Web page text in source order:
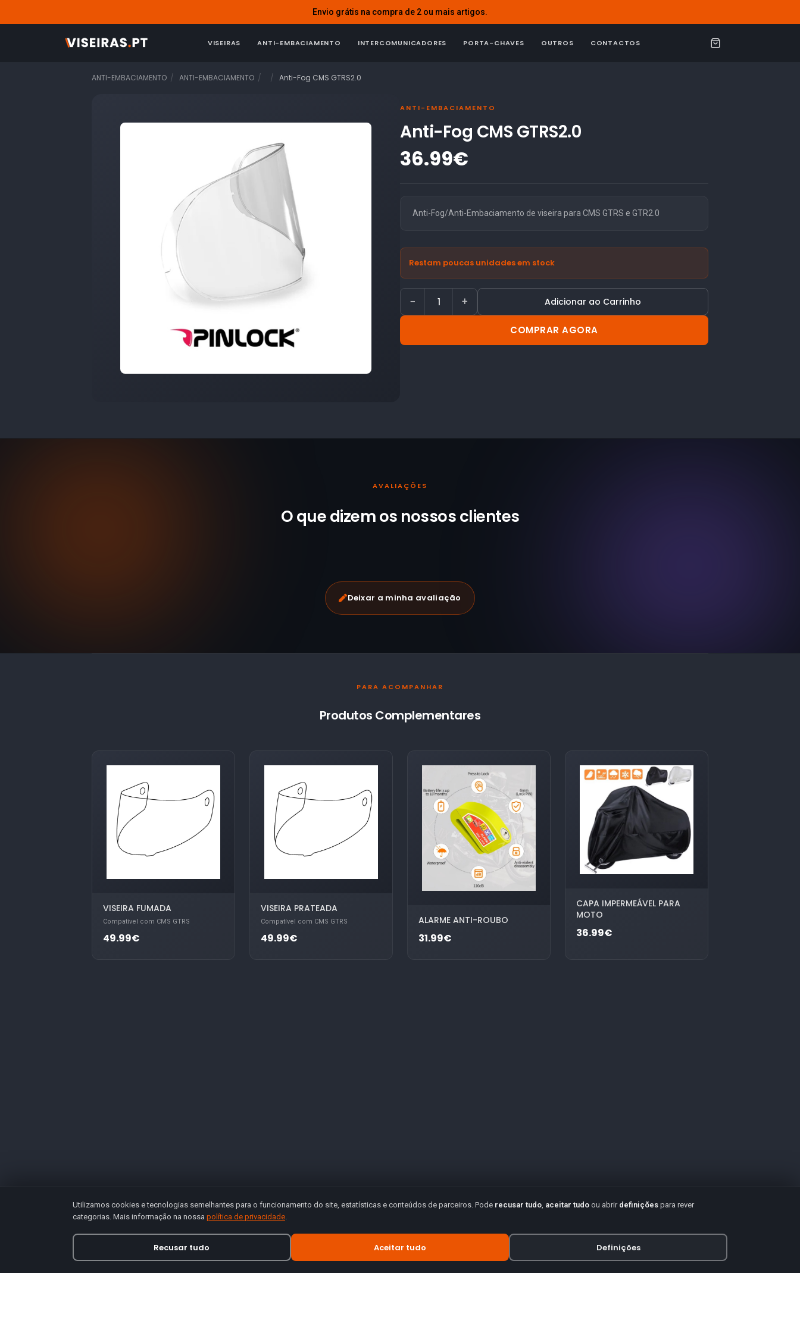
Envio grátis na compra de 2 ou mais artigos.
VISEIRAS ANTI-EMBACIAMENTO INTERCOMUNICADORES PORTA-CHAVES OUTROS CONTACTOS
C
ANTI-EMBACIAMENTO ANTI-EMBACIAMENTO Anti-Fog CMS GTRS2.0
ANTI-EMBACIAMENTO
Anti-Fog CMS GTRS2.0
36.99€
Anti-Fog/Anti-Embaciamento de viseira para CMS GTRS e GTR2.0
Restam poucas unidades em stock
− + Adicionar ao Carrinho
COMPRAR AGORA
AVALIAÇÕES
O que dizem os nossosclientes
Deixar a minha avaliação
PARA ACOMPANHAR
Produtos Complementares
VISEIRA FUMADA
Compatível com CMS GTRS
49.99€
VISEIRA PRATEADA
Compatível com CMS GTRS
49.99€
ALARME ANTI-ROUBO
31.99€
CAPA IMPERMEÁVEL PARA
MOTO
36.99€
Utilizamos cookies e tecnologias semelhantes para o funcionamento do site, estatísticas e conteúdos de parceiros. Pode recusar tudo, aceitar tudo ou abrir definições para rever
categorias. Mais informação na nossa política de privacidade.
Recusar tudo Aceitar tudo Definições